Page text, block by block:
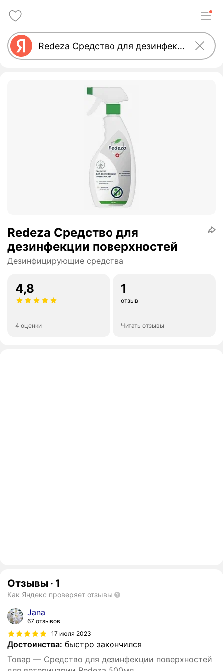
Redeza Средство для
дезинфекции поверхностей
Дезинфицирующие средства
4,8
4 оценки
1
отзыв
Читать отзывы
Отзывы · 1
Как Яндекс проверяет отзывы
Jana
67 отзывов
17 июля 2023
Достоинства: быстро закончился
Товар — Средство для дезинфекции поверхностей